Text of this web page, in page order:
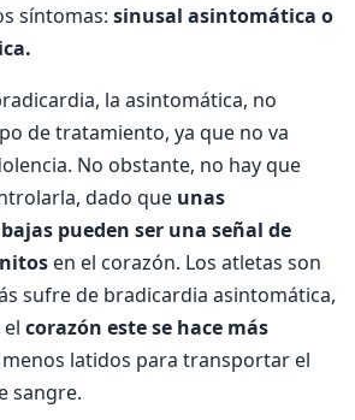
síntomas: sinusal asintomática o
la asintomática, no
de tratamiento, ya que no va
No obstante, no hay que
dado que unas
pueden ser una señal de
en el corazón. Los atletas son
sufre de bradicardia asintomática,
corazón este se hace más
latidos para transportar el
sangre.